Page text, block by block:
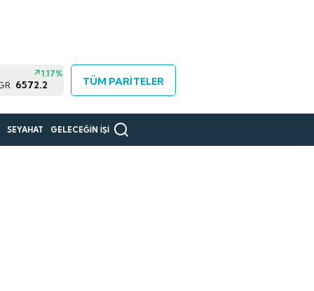
6572.2
1.17%
TÜM PARİTELER
SEYAHAT GELECEĞİN İŞİ